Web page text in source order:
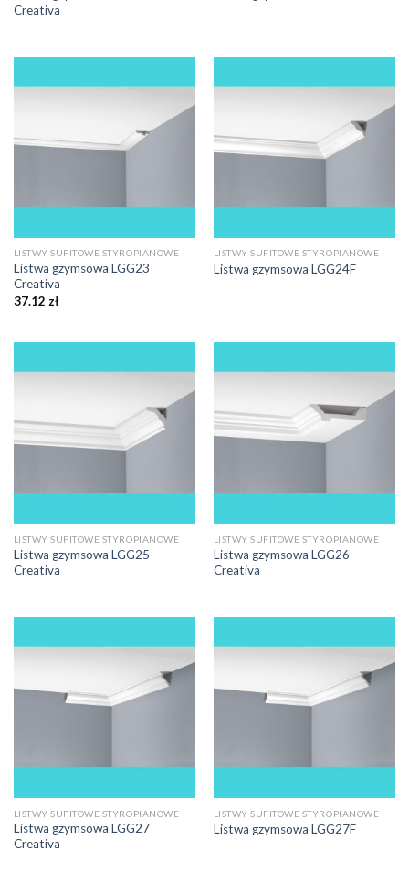
Creativa
LISTWY SUFITOWE STYROPIANOWE
Listwa gzymsowa LGG23
Creativa
37.12 zł
LISTWY SUFITOWE STYROPIANOWE
Listwa gzymsowa LGG24F
LISTWY SUFITOWE STYROPIANOWE
Listwa gzymsowa LGG25
Creativa
LISTWY SUFITOWE STYROPIANOWE
Listwa gzymsowa LGG26
Creativa
LISTWY SUFITOWE STYROPIANOWE
Listwa gzymsowa LGG27
Creativa
LISTWY SUFITOWE STYROPIANOWE
Listwa gzymsowa LGG27F